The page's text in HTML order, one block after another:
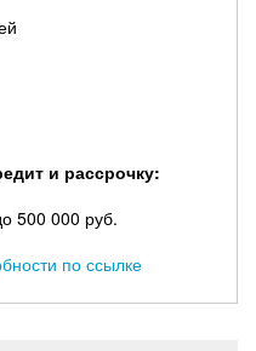
и рассрочку:
500 000 руб.
по ссылке